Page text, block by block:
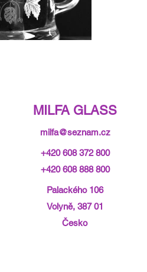
MILFA GLASS
milfa@seznam.cz
+420 608 372 800
+420 608 888 800
Palackého 106
Volyně, 387 01
Česko